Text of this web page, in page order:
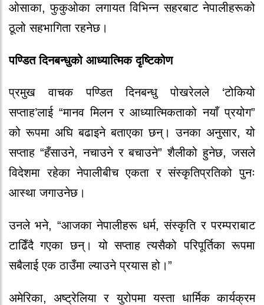
ओसाका, फुकुओका लगायत विभिन्न सहरबाट नेपालीहरूको
ठूलो सहभागिता रहनेछ।
पण्डित दिनबन्धुको आध्यात्मिक दृष्टिकोण
प्रमुख वाचक पण्डित दिनबन्धु पोखरेलले ‘टोकियो
सप्ताह’लाई “मानव मिलन र आध्यात्मिकताको नयाँ प्रयोग”
को रूपमा अघि बढाइने बताएका छन्। उनका अनुसार, यो
सप्ताह “हँसाउने, नचाउने र बचाउने” शैलीको हुनेछ, जसले
विदेशमा रहेका नेपालीबीच एकता र संस्कृतिप्रतिको पुनः
आस्था जगाउनेछ।
उनले भने, “आजका नेपालीहरू धर्म, संस्कृति र परम्पराबाट
टाढिँदै गएका छन्। यो सप्ताह त्यसैको परिपूर्तिका रूपमा
सबैलाई एक ठाउँमा ल्याउने प्रयास हो।”
अमेरिका, अष्ट्रेलिया र युरोपमा यस्ता धार्मिक कार्यक्रम